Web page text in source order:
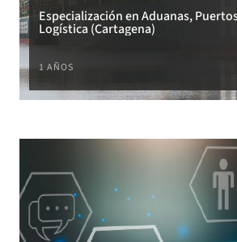
Especialización en Aduanas,
Logística (Cartagena)
1 AÑOS